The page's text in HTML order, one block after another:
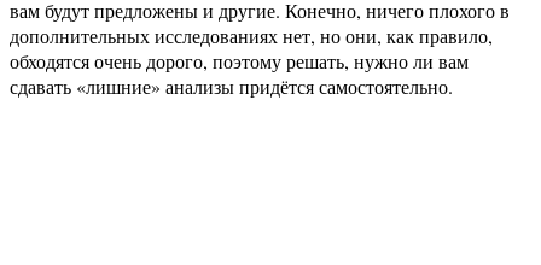
вам будут предложены и другие. Конечно, ничего плохого в
дополнительных исследованиях нет, но они, как правило,
обходятся очень дорого, поэтому решать, нужно ли вам
сдавать «лишние» анализы придётся самостоятельно.